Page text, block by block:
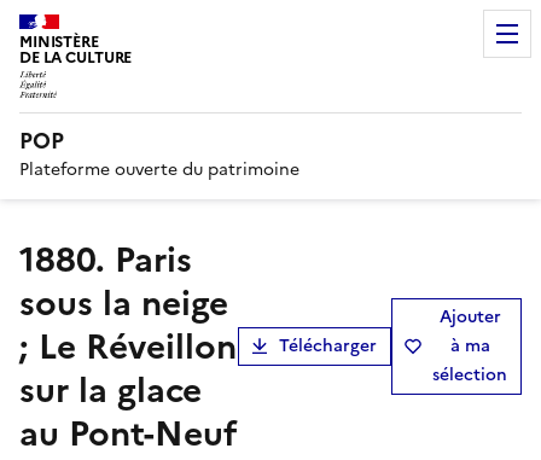
MINISTÈRE
DE LA CULTURE
POP
Plateforme ouverte du patrimoine
1880. Paris
sous la neige
; Le Réveillon
sur la glace
au Pont-Neuf
Télécharger
Ajouter
à ma
sélection